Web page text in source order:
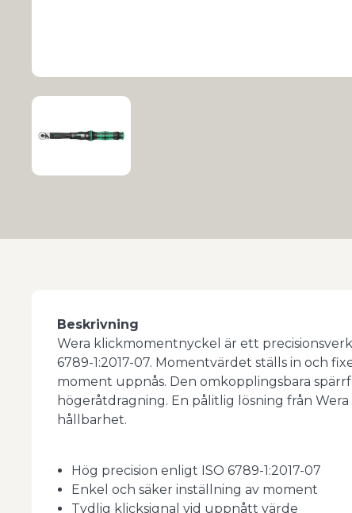
Beskrivning
Wera klickmomentnyckel är ett
6789-1:2017-07. Momentvärdet ställs in och
moment uppnås. Den omkopplingsbara
högeråtdragning. En pålitlig lösning från
hållbarhet.
Hög precision enligt ISO 6789-1:2017-07
Enkel och säker inställning av moment
Tydlig klicksignal vid uppnått värde